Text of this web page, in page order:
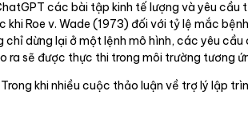
các bài tập kinh tế lượng và yêu
Roe v. Wade (1973) đối với tỷ lệ mắc
chỉ dừng lại ở một lệnh mô hình, các yêu
ra sẽ được thực thi trong môi trường tương
khi nhiều cuộc thảo luận về trợ lý lập